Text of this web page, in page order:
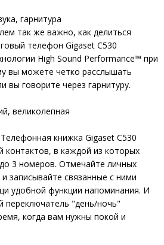
гарнитура
так же важно, как делиться
телефон Gigaset C530
High Sound Performance™ при
вы можете четко расслышать
вы говорите через гарнитуру.
великолепная
книжка Gigaset C530
контактов, в каждой из которых
3 номеров. Отмечайте личных
записывайте связанные с ними
удобной функции напоминания. И
переключатель "день/ночь"
когда вам нужны покой и